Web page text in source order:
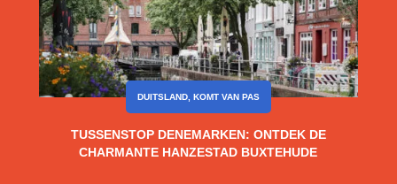
TUSSENSTOP DENEMARKEN: ONTDEK DE
CHARMANTE HANZESTAD BUXTEHUDE
DUITSLAND, KOMT VAN PAS